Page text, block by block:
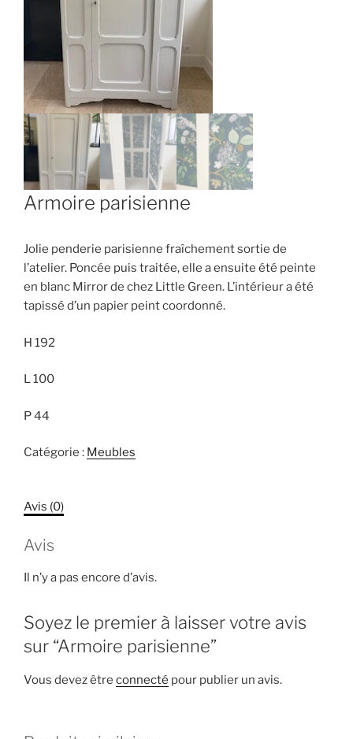
Armoire parisienne
Jolie penderie parisienne fraîchement sortie de
l’atelier. Poncée puis traitée, elle a ensuite été peinte
en blanc Mirror de chez Little Green. L’intérieur a été
tapissé d’un papier peint coordonné.
H 192
L 100
P 44
Catégorie : Meubles
Avis (0)
Avis
Il n’y a pas encore d’avis.
Soyez le premier à laisser votre avis
sur “Armoire parisienne”
Vous devez être connecté pour publier un avis.